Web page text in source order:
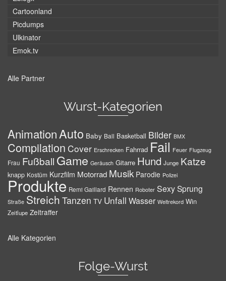
Cartoonland
Picdumps
Ulkinator
Emok.tv
Alle Partner
Wurst-Kategorien
AnimationAuto Baby Ball Basketball Bilder BMX
Compilation Cover Erschrecken Fahrrad Fail Feuer Flugzeug
Frau Fußball Game Geräusch Gitarre Hund Junge Katze
knapp Kostüm Kurzfilm Motorrad Musik Parodie Polizei
Produkte Remi Gaillard Rennen Roboter SexySprung
Straße Streich Tanzen TV Unfall Wasser Weltrekord Win
Zeitlupe Zeitraffer
Alle Kategorien
Folge-Wurst